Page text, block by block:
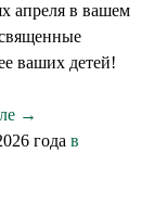
апреля в вашем
ваших детей!
→
года в